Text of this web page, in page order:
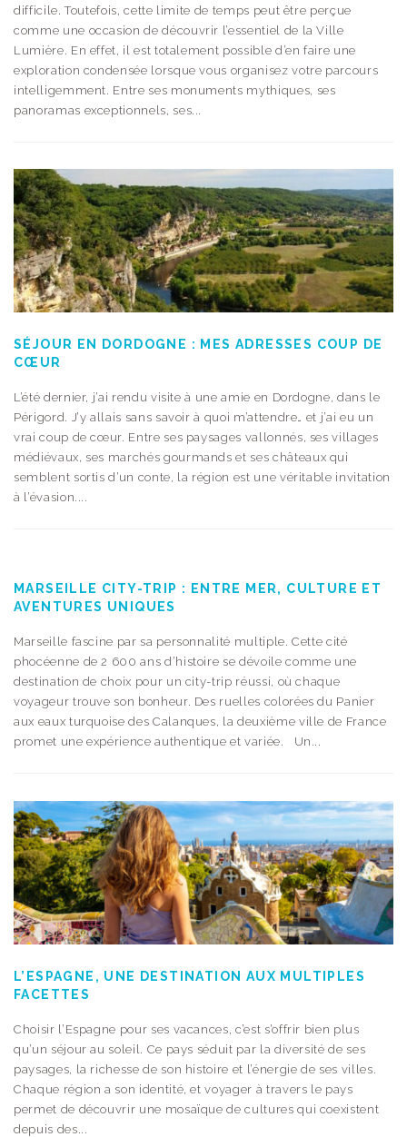
difficile. Toutefois, cette limite de temps peut être perçue
comme une occasion de découvrir l’essentiel de la Ville
Lumière. En effet, il est totalement possible d’en faire une
exploration condensée lorsque vous organisez votre parcours
intelligemment. Entre ses monuments mythiques, ses
panoramas exceptionnels, ses...
SÉJOUR EN DORDOGNE : MES ADRESSES COUP DE
CŒUR
L’été dernier, j’ai rendu visite à une amie en Dordogne, dans le
Périgord. J’y allais sans savoir à quoi m’attendre… et j’ai eu un
vrai coup de cœur. Entre ses paysages vallonnés, ses villages
médiévaux, ses marchés gourmands et ses châteaux qui
semblent sortis d’un conte, la région est une véritable invitation
à l’évasion....
MARSEILLE CITY-TRIP : ENTRE MER, CULTURE ET
AVENTURES UNIQUES
Marseille fascine par sa personnalité multiple. Cette cité
phocéenne de 2 600 ans d’histoire se dévoile comme une
destination de choix pour un city-trip réussi, où chaque
voyageur trouve son bonheur. Des ruelles colorées du Panier
aux eaux turquoise des Calanques, la deuxième ville de France
promet une expérience authentique et variée. Un...
L’ESPAGNE, UNE DESTINATION AUX MULTIPLES
FACETTES
Choisir l’Espagne pour ses vacances, c’est s’offrir bien plus
qu’un séjour au soleil. Ce pays séduit par la diversité de ses
paysages, la richesse de son histoire et l’énergie de ses villes.
Chaque région a son identité, et voyager à travers le pays
permet de découvrir une mosaïque de cultures qui coexistent
depuis des...